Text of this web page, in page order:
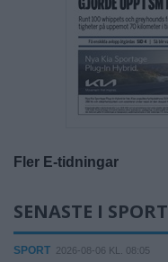
Fler E-tidningar
SENASTE I SPORT
SPORT 2026-08-06 KL. 08:05